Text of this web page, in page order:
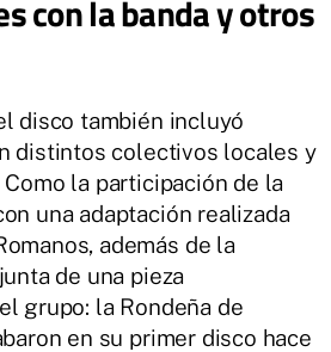
con la banda y otros
disco también incluyó
distintos colectivos locales y
la participación de la
una adaptación realizada
además de la
de una pieza
grupo: la Rondeña de
en su primer disco hace